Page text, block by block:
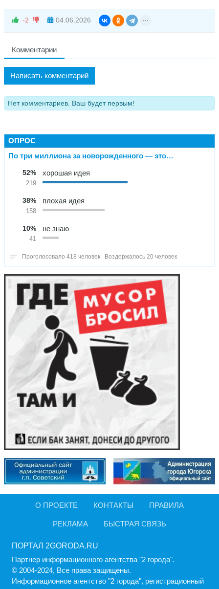
-2 04.06.2026
Комментарии
Написать комментарий
Нет комментариев. Ваш будет первым!
ОПРОС
По три миллиона за новорожденного — это…
52%
219
хорошая идея
38%
158
плохая идея
10%
41
не знаю
Проголосовало 418 человек Воздержалось 20 человек
О ПРОЕКТЕ КОНТАКТЫ ПРАВИЛА
РЕКЛАМА БЫСТРАЯ СВЯЗЬ
ПОРТАЛ 2GORODA.RU
Партнер информационного агентства "2 города".
© 2004-2024, Все права защищены.
Информационное агентство "2 города", регистрационный